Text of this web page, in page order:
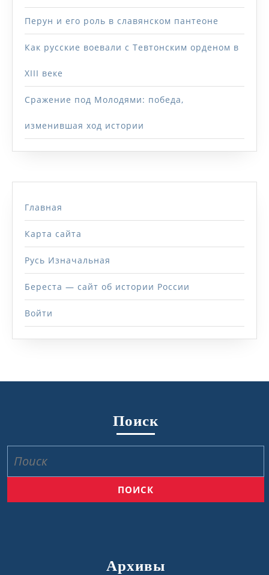
Перун и его роль в славянском пантеоне
Как русские воевали с Тевтонским орденом в
XIII веке
Сражение под Молодями: победа,
изменившая ход истории
Главная
Карта сайта
Русь Изначальная
Береста — сайт об истории России
Войти
Поиск
Архивы